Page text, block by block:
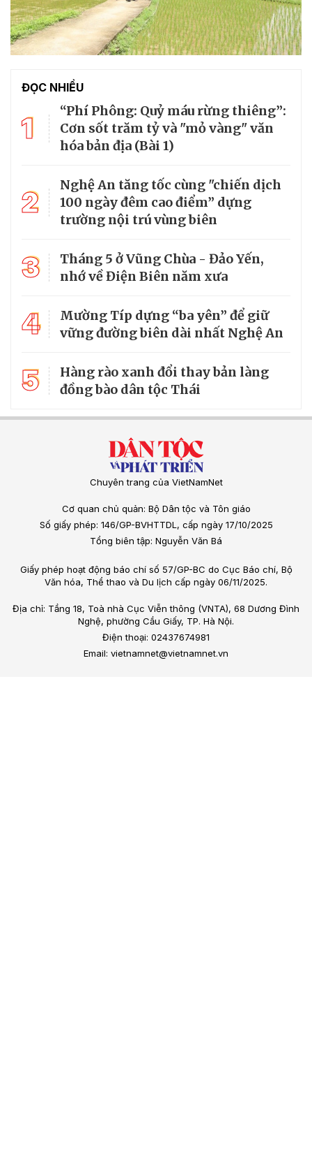
ĐỌC NHIỀU
1
“Phí Phông: Quỷ máu rừng thiêng”:
Cơn sốt trăm tỷ và "mỏ vàng" văn
hóa bản địa (Bài 1)
2
Nghệ An tăng tốc cùng "chiến dịch
100 ngày đêm cao điểm” dựng
trường nội trú vùng biên
3
Tháng 5 ở Vũng Chùa - Đảo Yến,
nhớ về Điện Biên năm xưa
4
Mường Típ dựng “ba yên” để giữ
vững đường biên dài nhất Nghệ An
5
Hàng rào xanh đổi thay bản làng
đồng bào dân tộc Thái
Chuyên trang của VietNamNet
Cơ quan chủ quản: Bộ Dân tộc và Tôn giáo
Số giấy phép: 146/GP-BVHTTDL, cấp ngày 17/10/2025
Tổng biên tập: Nguyễn Văn Bá
Giấy phép hoạt động báo chí số 57/GP-BC do Cục Báo chí, Bộ
Văn hóa, Thể thao và Du lịch cấp ngày 06/11/2025.
Địa chỉ: Tầng 18, Toà nhà Cục Viễn thông (VNTA), 68 Dương Đình
Nghệ, phường Cầu Giấy, TP. Hà Nội.
Điện thoại: 02437674981
Email: vietnamnet@vietnamnet.vn